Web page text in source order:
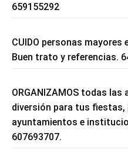
659155292
CUIDO personas mayores
Buen trato y referencias.
ORGANIZAMOS todas
diversión para tus fiestas,
ayuntamientos e
607693707.